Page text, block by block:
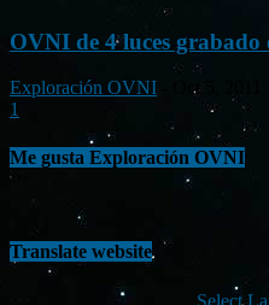
OVNI de 4 luces
Exploración OVNI
Oct 5, 2011
1
Me gusta Exploración OVNI
Translate website
Select